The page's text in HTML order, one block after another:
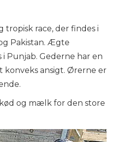
tropisk race, der findes i
Pakistan. Ægte
Punjab. Gederne har en
konveks ansigt. Ørerne er
og mælk for den store